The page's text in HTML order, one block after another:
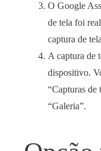
O Google
de tela foi
captura de
A captura de
dispositivo.
“Capturas de
“Galeria”.